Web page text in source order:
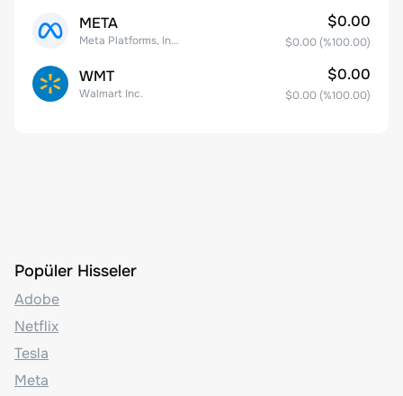
META
Meta Platforms, Inc. Class A Common Stock
$0.00
$0.00 (%100.00)
WMT
Walmart Inc.
$0.00
$0.00 (%100.00)
Popüler Hisseler
Adobe
Netflix
Tesla
Meta